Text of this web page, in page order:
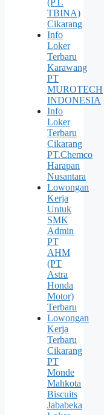
TBINA)
Cikarang
Info
Loker
Terbaru
Karawang
PT
MUROTECH
INDONESIA
Info
Loker
Terbaru
Cikarang
PT.Chemco
Harapan
Nusantara
Lowongan
Kerja
Untuk
SMK
Admin
PT
AHM
(PT
Astra
Honda
Motor)
Terbaru
Lowongan
Kerja
Terbaru
Cikarang
PT
Monde
Mahkota
Biscuits
Jababeka